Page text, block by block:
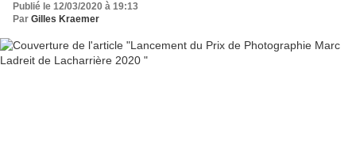
Publié le 12/03/2020 à 19:13
Par Gilles Kraemer